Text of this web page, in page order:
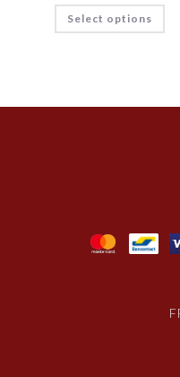
Select options